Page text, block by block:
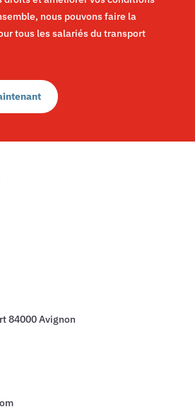
nous pouvons faire la
tous les salariés du transport
84000 Avignon